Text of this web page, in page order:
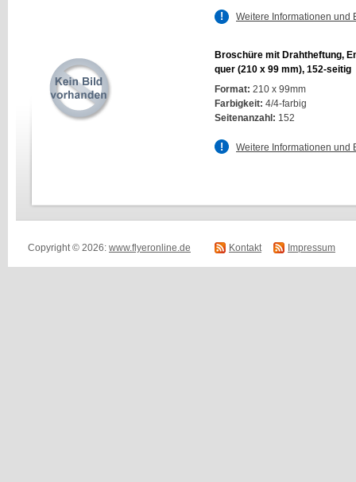
Weitere Informationen und
Broschüre mit Drahtheftung,
quer (210 x 99 mm), 152-seitig
Format: 210 x 99mm
Farbigkeit: 4/4-farbig
Seitenanzahl: 152
Weitere Informationen und
Copyright © 2026: www.flyeronline.de Kontakt Impressum